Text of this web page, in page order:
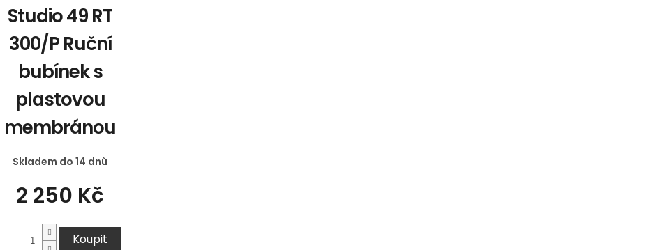
Studio 49 RT
300/P Ruční
bubínek s
plastovou
membránou
Skladem do 14 dnů
2 250 Kč
Koupit